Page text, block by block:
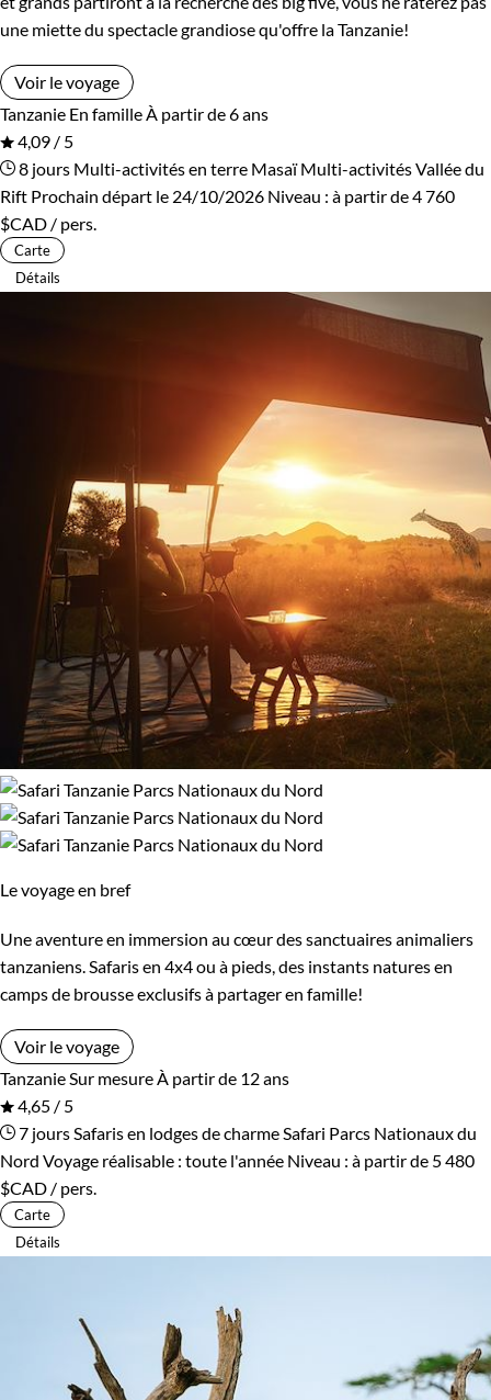
une miette du spectacle grandiose qu'offre la Tanzanie!
Voir le voyage
Tanzanie En famille À partir de 6 ans
4,09 / 5
8 jours Multi-activités en terre MasaïMulti-activités Vallée du
Rift Prochain départ le 24/10/2026 Niveau : à partir de4 760
$CAD / pers.
Carte
Détails
Le voyage en bref
Une aventure en immersion au cœur des sanctuaires animaliers
tanzaniens. Safaris en 4x4 ou à pieds, des instants natures en
camps de brousse exclusifs à partager en famille!
Voir le voyage
Tanzanie Sur mesure À partir de 12 ans
4,65 / 5
7 jours Safaris en lodges de charme Safari Parcs Nationaux du
Nord Voyage réalisable : toute l'année Niveau : à partir de 5 480
$CAD / pers.
Carte
Détails